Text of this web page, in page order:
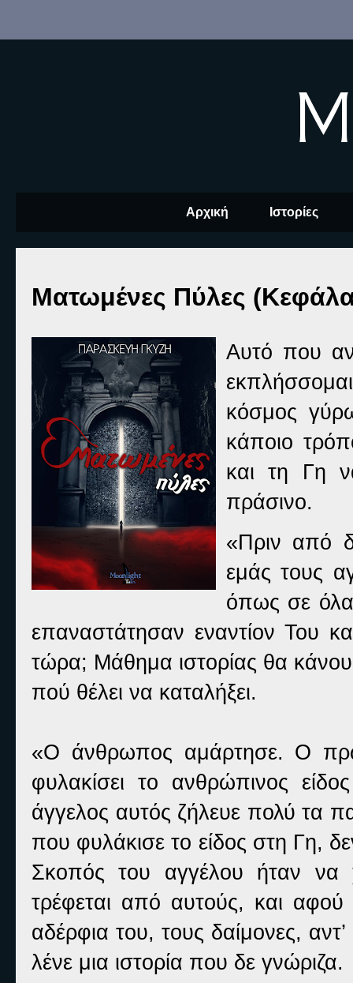
Αρχική Ιστορίες
Ματωμένες Πύλες
Αυτό που
κόσμος
κάποιο
και τη Γη
πράσινο.
«Πριν από
εμάς τους
όπως σε όλα
επαναστάτησαν εναντίον Του
τώρα; Μάθημα ιστορίας θα
πού θέλει να καταλήξει.
«Ο άνθρωπος αμάρτησε. Ο
φυλακίσει το ανθρώπινος
άγγελος αυτός ζήλευε πολύ τα
που φυλάκισε το είδος στη Γη,
Σκοπός του αγγέλου ήταν να
τρέφεται από αυτούς, και
αδέρφια του, τους δαίμονες,
λένε μια ιστορία που δε γνώριζα.